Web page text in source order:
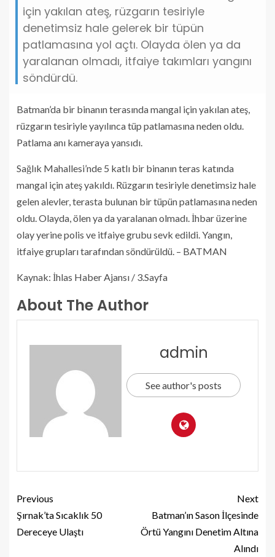
için yakılan ateş, rüzgarın tesiriyle
denetimsiz hale gelerek bir tüpün
patlamasına yol açtı. Olayda ölen ya da
yaralanan olmadı, itfaiye takımları yangını
söndürdü.
Batman’da bir binanın terasında mangal için yakılan ateş,
rüzgarın tesiriyle yayılınca tüp patlamasına neden oldu.
Patlama anı kameraya yansıdı.
Sağlık Mahallesi’nde 5 katlı bir binanın teras katında
mangal için ateş yakıldı. Rüzgarın tesiriyle denetimsiz hale
gelen alevler, terasta bulunan bir tüpün patlamasına neden
oldu. Olayda, ölen ya da yaralanan olmadı. İhbar üzerine
olay yerine polis ve itfaiye grubu sevk edildi. Yangın,
itfaiye grupları tarafından söndürüldü. – BATMAN
Kaynak: İhlas Haber Ajansı / 3.Sayfa
About The Author
admin
See author's posts
Previous
Şırnak’ta Sıcaklık 50
Dereceye Ulaştı
Next
Batman’ın Sason İlçesinde
Örtü Yangını Denetim Altına
Alındı